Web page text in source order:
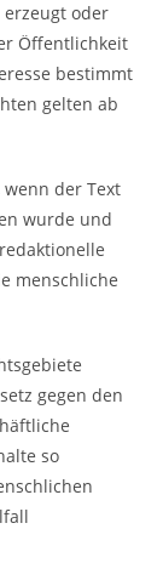
oder
Öffentlichkeit
bestimmt
gelten ab
der Text
wurde und
menschliche
gegen den
so